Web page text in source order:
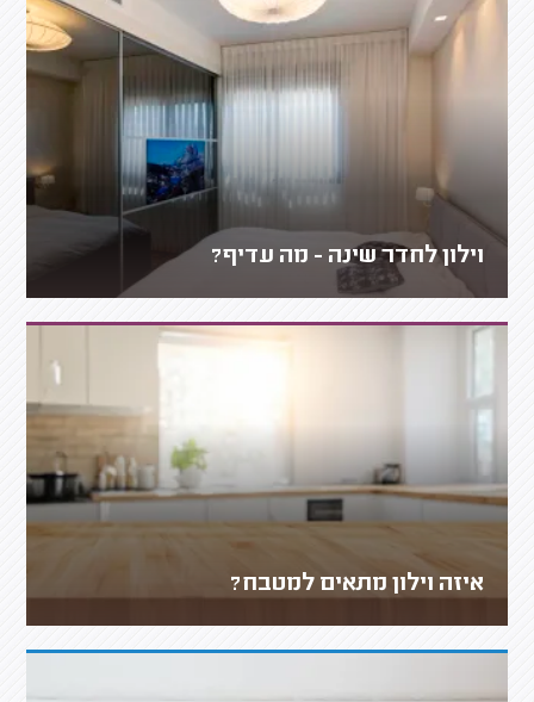
וילון לחדר שינה - מה עדיף?
איזה וילון מתאים למטבח?